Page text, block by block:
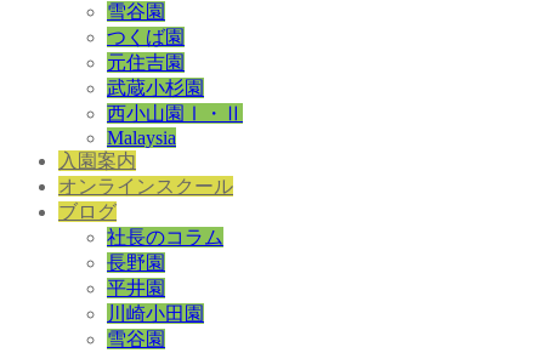
雪谷園
つくば園
元住吉園
武蔵小杉園
西小山園Ⅰ・Ⅱ
Malaysia
入園案内
オンラインスクール
ブログ
社長のコラム
長野園
平井園
川崎小田園
雪谷園